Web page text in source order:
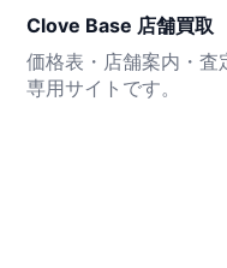
Clove Base 店舗買取
価格表・店舗案内・査
専用サイトです。